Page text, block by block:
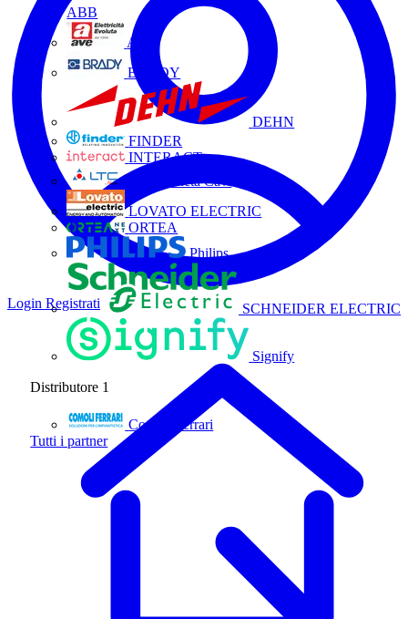
ABB
AVE
BRADY
DEHN
FINDER
INTERACT
La Triveneta Cavi
LOVATO ELECTRIC
ORTEA
Philips
SCHNEIDER ELECTRIC
Signify
Distributore 1
Comoli Ferrari
Tutti i partner
Login Registrati